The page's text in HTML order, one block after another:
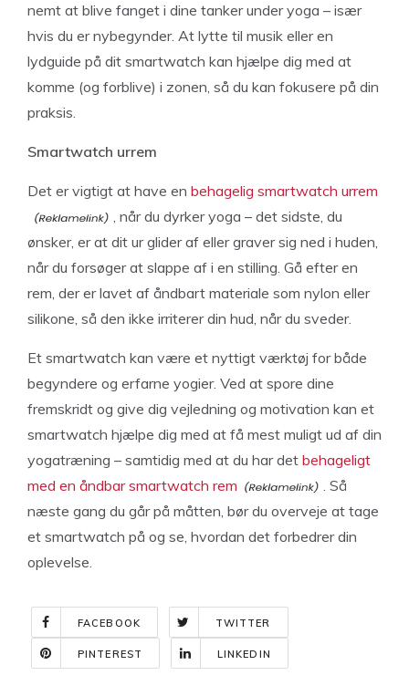
nemt at blive fanget i dine tanker under yoga – især
hvis du er nybegynder. At lytte til musik eller en
lydguide på dit smartwatch kan hjælpe dig med at
komme (og forblive) i zonen, så du kan fokusere på din
praksis.
Smartwatch urrem
Det er vigtigt at have en behagelig smartwatch urrem
, når du dyrker yoga – det sidste, du
ønsker, er at dit ur glider af eller graver sig ned i huden,
når du forsøger at slappe af i en stilling. Gå efter en
rem, der er lavet af åndbart materiale som nylon eller
silikone, så den ikke irriterer din hud, når du sveder.
Et smartwatch kan være et nyttigt værktøj for både
begyndere og erfarne yogier. Ved at spore dine
fremskridt og give dig vejledning og motivation kan et
smartwatch hjælpe dig med at få mest muligt ud af din
yogatræning – samtidig med at du har det behageligt
med en åndbar smartwatch rem
. Så
næste gang du går på måtten, bør du overveje at tage
et smartwatch på og se, hvordan det forbedrer din
oplevelse.
FACEBOOK TWITTER
PINTEREST LINKEDIN